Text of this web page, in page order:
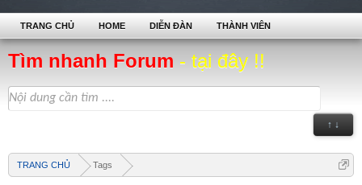
Tìm nhanh Forum - tại đây !!
↑ ↓
TRANG CHỦ Tags
TRANG CHỦ HOME DIỄN ĐÀN THÀNH VIÊN